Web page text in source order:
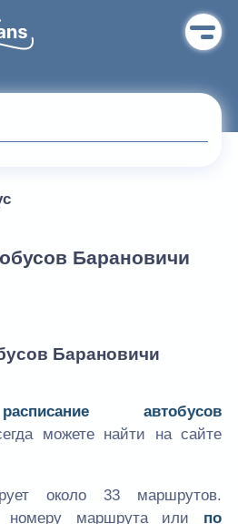
Барановичи
Барановичи
расписание автобусов
можете найти на сайте
около 33 маршрутов.
номеру маршрута или по